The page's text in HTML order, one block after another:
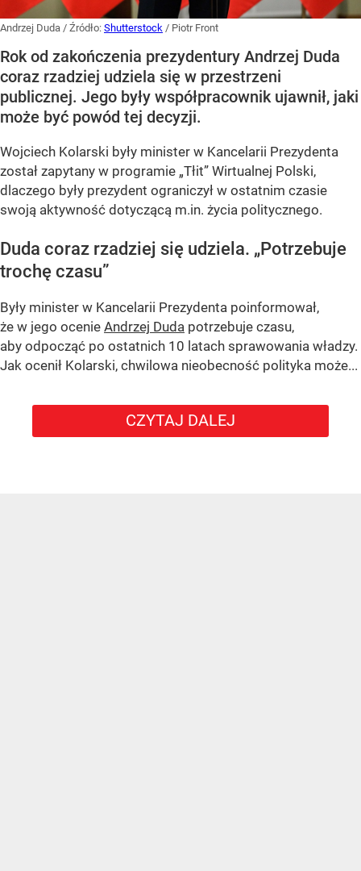
Andrzej Duda / Źródło: Shutterstock / Piotr Front
Rok od zakończenia prezydentury Andrzej Duda
coraz rzadziej udziela się w przestrzeni
publicznej. Jego były współpracownik ujawnił, jaki
może być powód tej decyzji.
Wojciech Kolarski były minister w Kancelarii Prezydenta
został zapytany w programie „Tłit” Wirtualnej Polski,
dlaczego były prezydent ograniczył w ostatnim czasie
swoją aktywność dotyczącą m.in. życia politycznego.
Duda coraz rzadziej się udziela. „Potrzebuje
trochę czasu”
Były minister w Kancelarii Prezydenta poinformował,
że w jego ocenie Andrzej Duda potrzebuje czasu,
aby odpocząć po ostatnich 10 latach sprawowania władzy.
Jak ocenił Kolarski, chwilowa nieobecność polityka może...
CZYTAJ DALEJ